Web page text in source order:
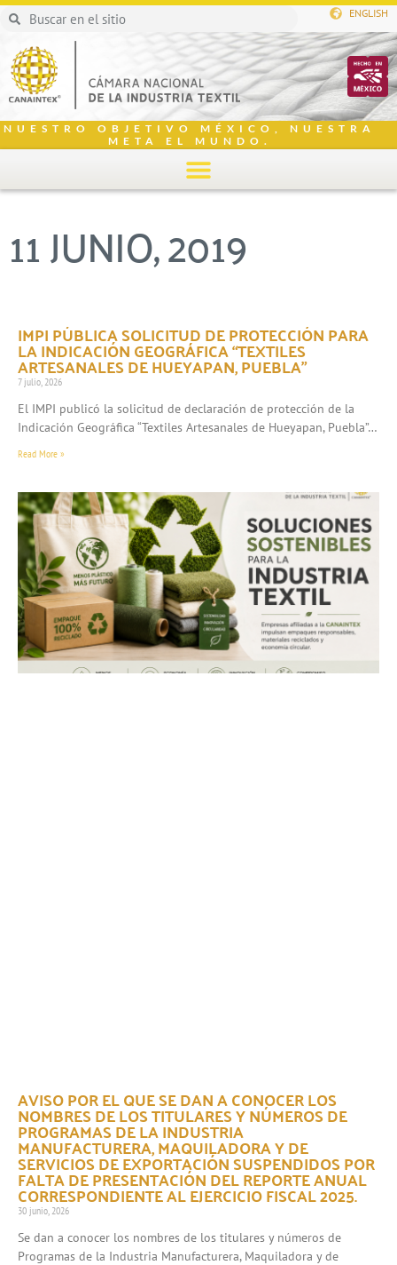
ENGLISH
NUESTRO OBJETIVO MÉXICO, NUESTRA
META EL MUNDO.
11 JUNIO, 2019
IMPI PÚBLICA SOLICITUD DE PROTECCIÓN PARA
LA INDICACIÓN GEOGRÁFICA “TEXTILES
ARTESANALES DE HUEYAPAN, PUEBLA”
7 julio, 2026
El IMPI publicó la solicitud de declaración de protección de la
Indicación Geográfica “Textiles Artesanales de Hueyapan, Puebla”…
Read More »
AVISO POR EL QUE SE DAN A CONOCER LOS
NOMBRES DE LOS TITULARES Y NÚMEROS DE
PROGRAMAS DE LA INDUSTRIA
MANUFACTURERA, MAQUILADORA Y DE
SERVICIOS DE EXPORTACIÓN SUSPENDIDOS POR
FALTA DE PRESENTACIÓN DEL REPORTE ANUAL
CORRESPONDIENTE AL EJERCICIO FISCAL 2025.
30 junio, 2026
Se dan a conocer los nombres de los titulares y números de
Programas de la Industria Manufacturera, Maquiladora y de